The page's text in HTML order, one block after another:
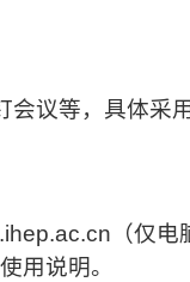
议等，具体采
（仅
用说明。